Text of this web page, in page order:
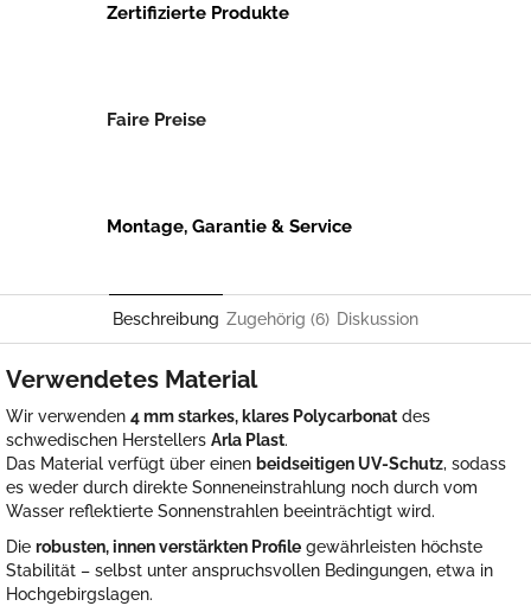
Zertifizierte Produkte
Faire Preise
Montage, Garantie & Service
Beschreibung Zugehörig (6) Diskussion
Verwendetes Material
Wir verwenden 4 mm starkes, klares Polycarbonat des
schwedischen Herstellers Arla Plast.
Das Material verfügt über einen beidseitigen UV-Schutz, sodass
es weder durch direkte Sonneneinstrahlung noch durch vom
Wasser reflektierte Sonnenstrahlen beeinträchtigt wird.
Die robusten, innen verstärkten Profile gewährleisten höchste
Stabilität – selbst unter anspruchsvollen Bedingungen, etwa in
Hochgebirgslagen.